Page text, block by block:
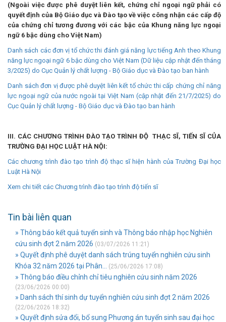
(Ngoài việc được phê duyệt liên kết, chứng chỉ ngoại ngữ phải có
quyết định của Bộ Giáo dục và Đào tạo về việc công nhận các cấp độ
của chứng chỉ tương đương với các bậc của Khung năng lực ngoại
ngữ 6 bậc dùng cho Việt Nam)
Danh sách các đơn vị tổ chức thi đánh giá năng lực tiếng Anh theo Khung
năng lực ngoại ngữ 6 bậc dùng cho Việt Nam (Dữ liệu cập nhật đến tháng
3/2025) do Cục Quản lý chất lượng - Bộ Giáo dục và Đào tạo ban hành
Danh sách đơn vị được phê duyệt liên kết tổ chức thi cấp chứng chỉ năng
lực ngoại ngữ của nước ngoài tại Việt Nam (cập nhật đến 21/7/2025) do
Cục Quản lý chất lượng - Bộ Giáo dục và Đào tạo ban hành
III. CÁC CHƯƠNG TRÌNH ĐÀO TẠO TRÌNH ĐỘ THẠC SĨ, TIẾN SĨ CỦA
TRƯỜNG ĐẠI HỌC LUẬT HÀ NỘI:
Các chương trình đào tạo trình độ thạc sĩ hiện hành của Trường Đại học
Luật Hà Nội
Xem chi tiết các Chương trình đào tạo trình độ tiến sĩ
Tin bài liên quan
» Thông báo kết quả tuyển sinh và Thông báo nhập học Nghiên
cứu sinh đợt 2 năm 2026 (03/07/2026 11:21)
» Quyết định phê duyệt danh sách trúng tuyển nghiên cứu sinh
Khóa 32 năm 2026 tại Phân...
(25/06/2026 17:08)
» Thông báo điều chỉnh chỉ tiêu nghiên cứu sinh năm 2026
(23/06/2026 00:00)
» Danh sách thí sinh dự tuyển nghiên cứu sinh đợt 2 năm 2026
(22/06/2026 18:32)
» Quyết định sửa đổi, bổ sung Phương án tuyển sinh sau đại học